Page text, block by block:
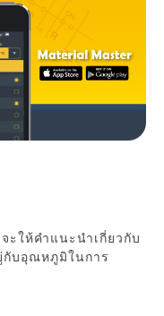
ะให้คำแนะนำเกี่ยวกับ
บอุณหภูมิในการ